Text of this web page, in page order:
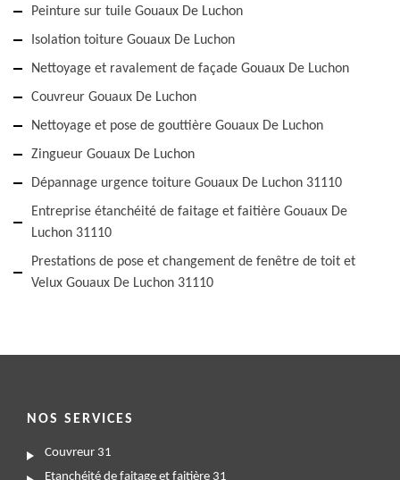
Peinture sur tuile Gouaux De Luchon
Isolation toiture Gouaux De Luchon
Nettoyage et ravalement de façade Gouaux De Luchon
Couvreur Gouaux De Luchon
Nettoyage et pose de gouttière Gouaux De Luchon
Zingueur Gouaux De Luchon
Dépannage urgence toiture Gouaux De Luchon 31110
Entreprise étanchéité de faitage et faitière Gouaux De
Luchon 31110
Prestations de pose et changement de fenêtre de toit et
Velux Gouaux De Luchon 31110
NOS SERVICES
Couvreur 31
Etanchéité de faitage et faitière 31